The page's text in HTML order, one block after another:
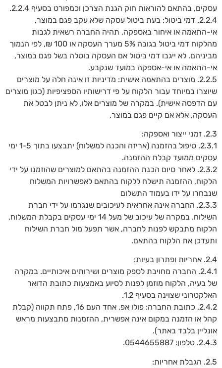
עסקים, בהתאם להוראות חוק הגנת הצרכן וכמפורט בסעיף 2.2.4.
2.2.4. דמי ביטול: בעת ביטול עסקה שלא עקב פגם במוצר,
אי-התאמה או איחור באספקה, תהיה החברה רשאית לגבות
מהלקוח דמי ביטול בגובה 5% מערך העסקה או 100 ₪, לפי הנמוך
מביניהם. לא ייגבו דמי ביטול אם העסקה בוטלה בשל פגם במוצר,
אי-התאמה או אי-אספקה במועד שנקבע.
2.2.5. מוצרים בהתאמה אישית: מדיניות זו אינה חלה על מוצרים
שיוצרו במיוחד עבור הלקוח על פי דרישותיו הספציפיות (כגון מוצרים
עם הדפסה אישית). במקרה של מוצרים אלו, לא ניתן לבטל את
העסקה, אלא אם קיים פגם במוצר.
2.3. זמני ייצור ואספקה:
2.3.1. טיפול בהזמנה (אריזה והכנה למשלוח) יתבצעו בתוך 1-5 ימי
עסקים ממועד קבלת ההזמנה.
2.3.2. לאחר סיום הכנת ההזמנה בהתאם למוצרים שהוזמנו על ידי
הלקוח, ההזמנה תישלח ללקוח בהתאם לאפשרויות המשלוח
שנבחרו על ידו בעמוד התשלום
2.3.3. החברה אינה אחראית לעיכובים שנגרמו על ידי חברת
השילוח. במקרה של עיכוב של מעל 14 ימי עסקים בקבלת המשלוח,
הלקוח מתבקש לפנות לחברה, אשר תפעל מול חברת השילוח
ותעדכן את הלקוח בהתאם.
2.4. אחריות ופתרון בעיות:
2.4.1. החברה מחויבת לספק מוצרים ושירותים איכותיים. במקרה
של בעיה, הלקוח מוזמן לפנות לסיוע באמצעות כתובת הדואר
האלקטרוני שצוינה בסעיף 1.2.
2.4.2. כתובת החברה: פולו אפ, אחד העם 16, פתח תקווה (קבלת
קהל או הזמנה במקום אינה אפשרית, ההזמנות מתבצעות מראש
אונליין בלבד באתר).
2.4.3. טלפון: 0544655887.
2.5. הגבלת אחריות: